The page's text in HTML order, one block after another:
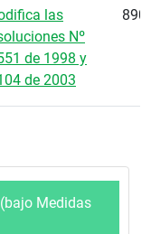
las
Nº
de 1998 y
de 2003
890
Medidas